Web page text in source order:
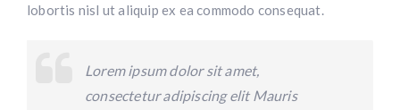
lobortis nisl ut aliquip ex ea commodo consequat.
Lorem ipsum dolor sit amet,
consectetur adipiscing elit Mauris